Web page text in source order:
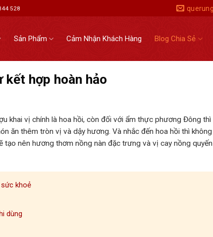
528
Sản Phẩm Cảm Nhận Khách Hàng Blog Chia Sẻ
kết hợp hoàn hảo
khai vị chính là hoa hồi, còn đối với ẩm thực phương Đông thì
ăn thêm tròn vị và dậy hương. Và nhắc đến hoa hồi thì
tạo nên hương thơm nồng nàn đặc trưng và vị cay nồng
khoẻ
dùng